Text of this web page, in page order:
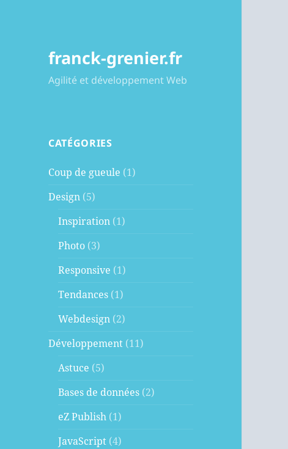
franck-grenier.fr
Agilité et développement Web
CATÉGORIES
Coup de gueule (1)
Design (5)
Inspiration (1)
Photo (3)
Responsive (1)
Tendances (1)
Webdesign (2)
Développement (11)
Astuce (5)
Bases de données (2)
eZ Publish (1)
JavaScript (4)